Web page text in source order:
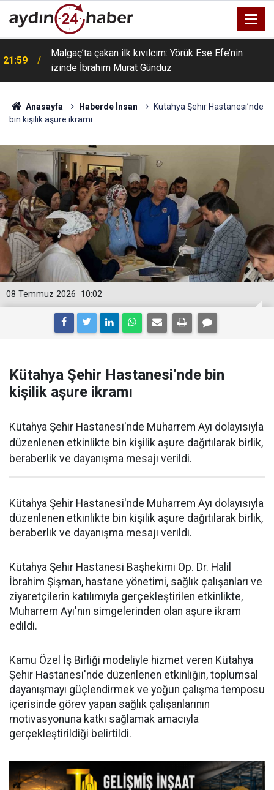
21:59
Malgaç’ta çakan ilk kıvılcım: Yörük Ese Efe’nin
izinde İbrahim Murat Gündüz
Anasayfa Haberde İnsan
Kütahya Şehir Hastanesi’nde
bin kişilik aşure ikramı
10:02
08 Temmuz 2026
Kütahya Şehir Hastanesi’nde bin
kişilik aşure ikramı
Kütahya Şehir Hastanesi'nde Muharrem Ayı dolayısıyla
düzenlenen etkinlikte bin kişilik aşure dağıtılarak birlik,
beraberlik ve dayanışma mesajı verildi.
Kütahya Şehir Hastanesi'nde Muharrem Ayı dolayısıyla
düzenlenen etkinlikte bin kişilik aşure dağıtılarak birlik,
beraberlik ve dayanışma mesajı verildi.
Kütahya Şehir Hastanesi Başhekimi Op. Dr. Halil
İbrahim Şişman, hastane yönetimi, sağlık çalışanları ve
ziyaretçilerin katılımıyla gerçekleştirilen etkinlikte,
Muharrem Ayı'nın simgelerinden olan aşure ikram
edildi.
Kamu Özel İş Birliği modeliyle hizmet veren Kütahya
Şehir Hastanesi'nde düzenlenen etkinliğin, toplumsal
dayanışmayı güçlendirmek ve yoğun çalışma temposu
içerisinde görev yapan sağlık çalışanlarının
motivasyonuna katkı sağlamak amacıyla
gerçekleştirildiği belirtildi.